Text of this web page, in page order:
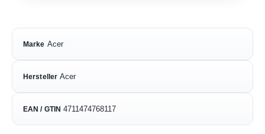
Marke Acer
Hersteller Acer
EAN / GTIN 4711474768117